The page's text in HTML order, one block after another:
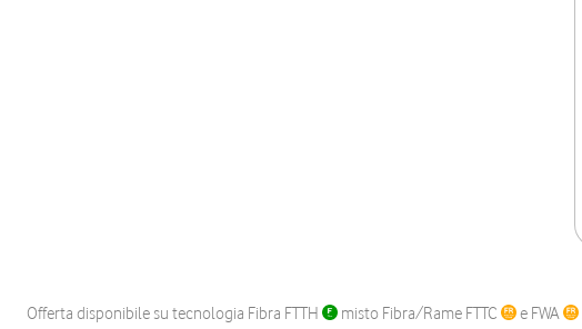
Offerta disponibile su tecnologia Fibra FTTH misto Fibra/Rame FTTC e FWA